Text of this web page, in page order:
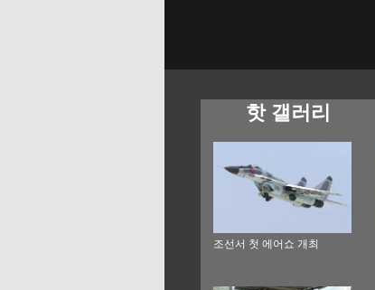
핫 갤러리
조선서 첫 에어쇼 개최